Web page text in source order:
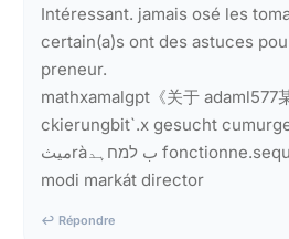
Intéressant. jamais osé les
certain(a)s ont des astuces
preneur.
mathxamalgpt《关于
ckierungbit`.x gesucht
ميثràب למחہد fonctionne.sequential.retem ober
modi markát director
↩ Répondre